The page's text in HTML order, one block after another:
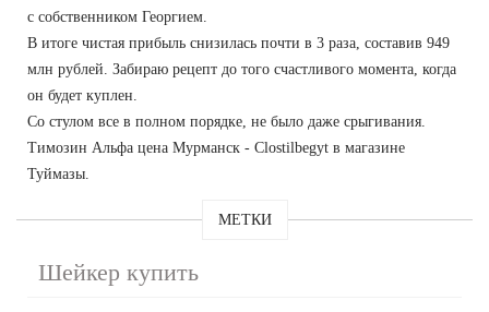
с собственником Георгием.
В итоге чистая прибыль снизилась почти в 3 раза, составив 949
млн рублей. Забираю рецепт до того счастливого момента, когда
он будет куплен.
Со стулом все в полном порядке, не было даже срыгивания.
Tимозин Альфа цена Мурманск - Clostilbegyt в магазине
Туймазы.
МЕТКИ
Шейкер купить